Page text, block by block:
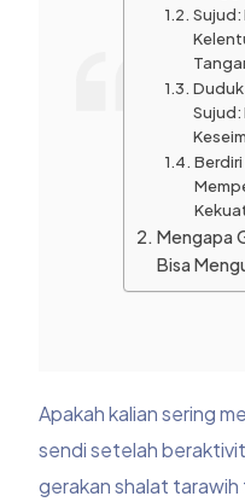
Sujud:
Mengapa
Bisa
Apakah kalian sering
sendi setelah
gerakan shalat